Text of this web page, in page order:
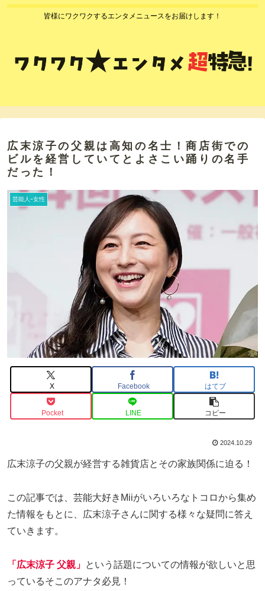
皆様にワクワクするエンタメニュースをお届けします！
広末涼子の父親は高知の名士！商店街での
ビルを経営していてとよさこい踊りの名手
だった！
芸能人ｰ女性
X Facebook はてブ
Pocket LINE コピー
2024.10.29
広末涼子の父親が経営する雑貨店とその家族関係に迫る！
この記事では、芸能大好きMiiがいろいろなトコロから集め
た情報をもとに、広末涼子さんに関する様々な疑問に答え
ていきます。
「広末涼子 父親」 という話題についての情報が欲しいと思
っているそこのアナタ必見！